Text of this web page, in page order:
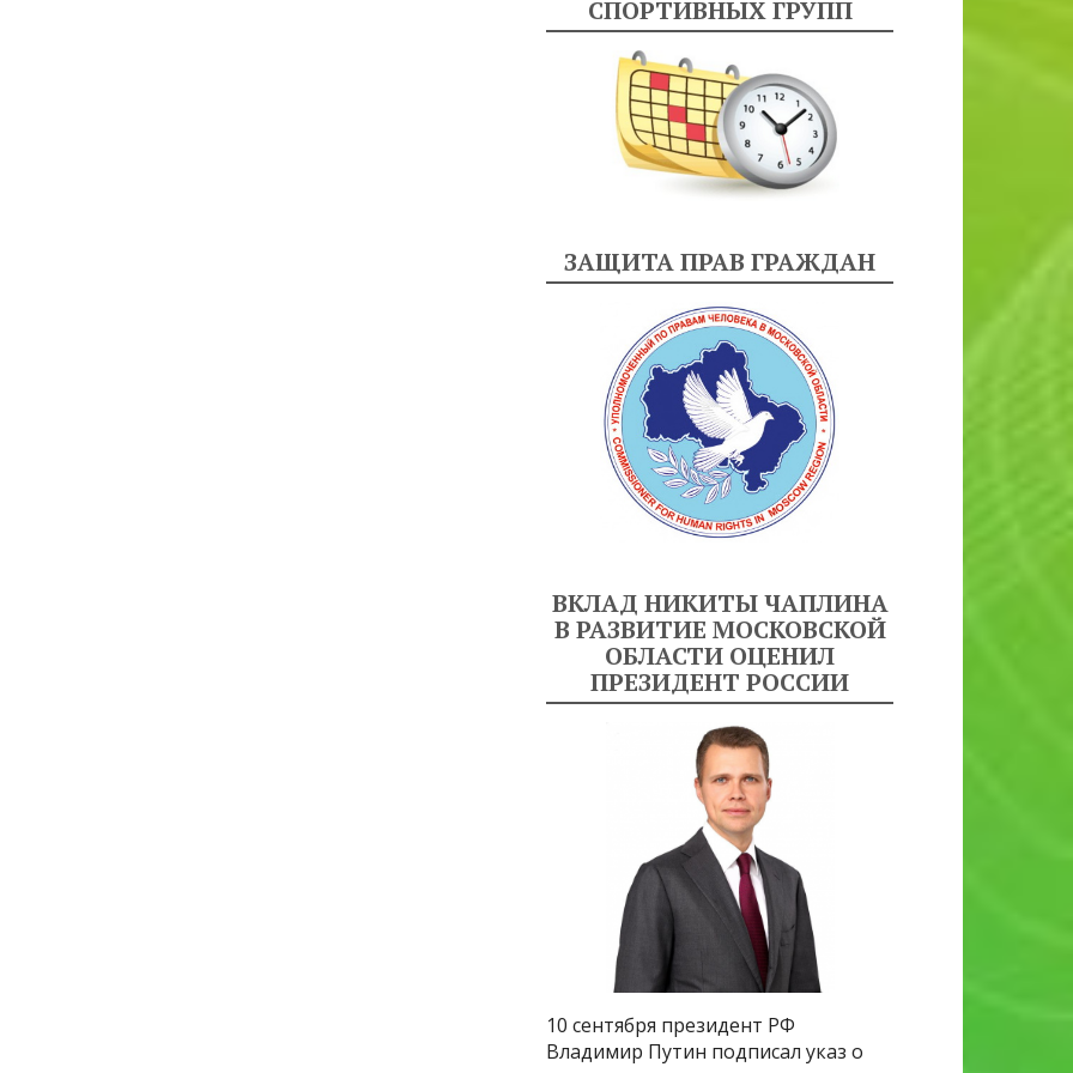
СПОРТИВНЫХ ГРУПП
ЗАЩИТА ПРАВ ГРАЖДАН
ВКЛАД НИКИТЫ ЧАПЛИНА
В РАЗВИТИЕ МОСКОВСКОЙ
ОБЛАСТИ ОЦЕНИЛ
ПРЕЗИДЕНТ РОССИИ
10 сентября президент РФ
Владимир Путин подписал указ о